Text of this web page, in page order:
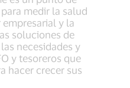
medir la salud
y la
soluciones de
necesidades y
y tesoreros que
hacer crecer sus